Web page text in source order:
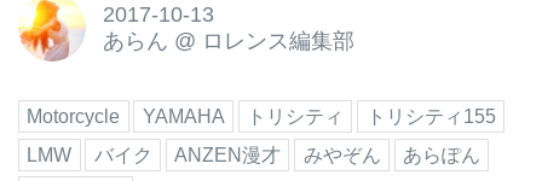
2017-10-13
あらん @ ロレンス編集部
Motorcycle YAMAHA トリシティ
トリシティ155
LMW
バイク ANZEN漫才 みやぞん
あらぽん